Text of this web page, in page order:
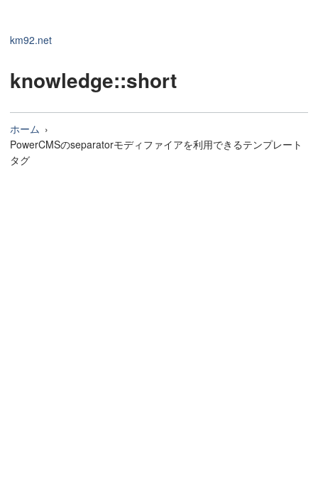
km92.net
knowledge::short
ホーム
PowerCMSのseparatorモディファイアを利用できるテンプレート
タグ